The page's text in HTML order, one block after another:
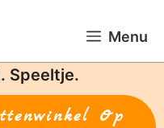
Menu
Speeltje.
Op